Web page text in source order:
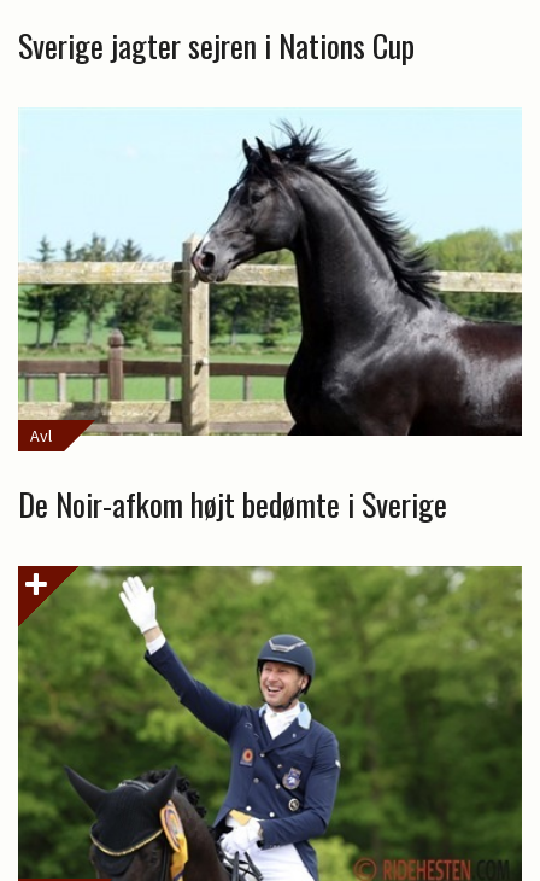
Sverige jagter sejren i Nations Cup
Avl
De Noir-afkom højt bedømte i Sverige